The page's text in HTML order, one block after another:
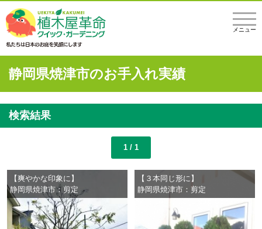
メニュー
静岡県焼津市のお手入れ実績
検索結果
1 / 1
【爽やかな印象に】
静岡県焼津市：剪定
【３本同じ形に】
静岡県焼津市：剪定